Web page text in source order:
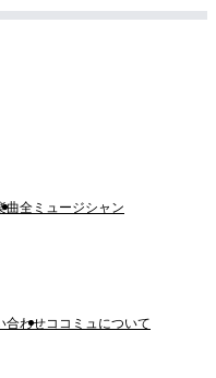
曲全ミュージシャン
合わせココミュについて